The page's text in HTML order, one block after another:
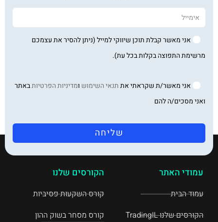
אני מאשר קבלת תוכן שיווקי למייל (ניתן להסיר את עצמכם
מרשימת התפוצה בקלות בכל עת).
אני מאשר/ת שקראתי אתתנאי השימוש ומדיניות הפרטיותבאתר
ואני מסכים/ה להם
שליחה
עמודי האתר
עמוד הבית
הקורסים שלנו TradingIL
הקורסים שלנו
קורס השקעות פסיביות
קורס מסחר בשוק ההון